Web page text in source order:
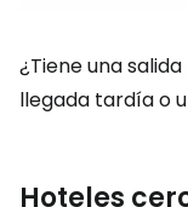
¿Tiene una
llegada tardía o
Hoteles